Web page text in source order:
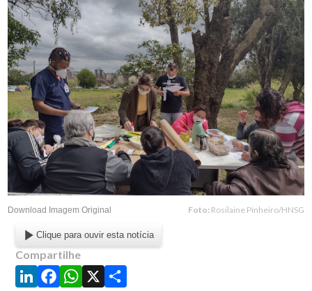
Download Imagem Original Foto: Rosilaine Pinheiro/HNSG
Clique para ouvir esta notícia
Compartilhe
LinkedIn
Facebook
WhatsApp
X Share